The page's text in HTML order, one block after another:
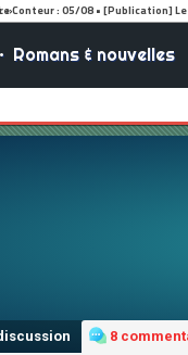
Romans & nouvelles
8